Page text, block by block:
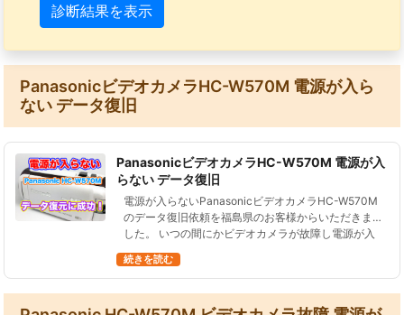
診断結果を表示
PanasonicビデオカメラHC-W570M 電源が入ら
ない データ復旧
PanasonicビデオカメラHC-W570M 電源が入
らない データ復旧
電源が入らないPanasonicビデオカメラHC-W570M
のデータ復旧依頼を福島県のお客様からいただきま
した。 いつの間にかビデオカメラが故障し電源が入
デオカメラPana…
続きを読む